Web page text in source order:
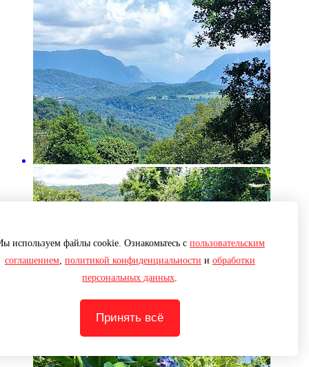
используем файлы cookie. Ознакомьтесь с пользовательским
соглашением, политикой конфиденциальности и обработки
персональных данных
Принять всё